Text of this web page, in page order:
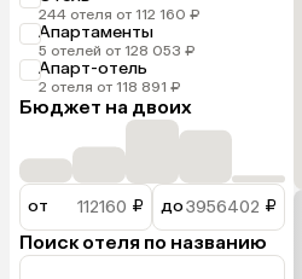
244 отеля от 112 160 ₽
Апартаменты
5 отелей от 128 053 ₽
Апарт-отель
2 отеля от 118 891 ₽
Бюджет на двоих
от ₽ до ₽
Поиск отеля по названию